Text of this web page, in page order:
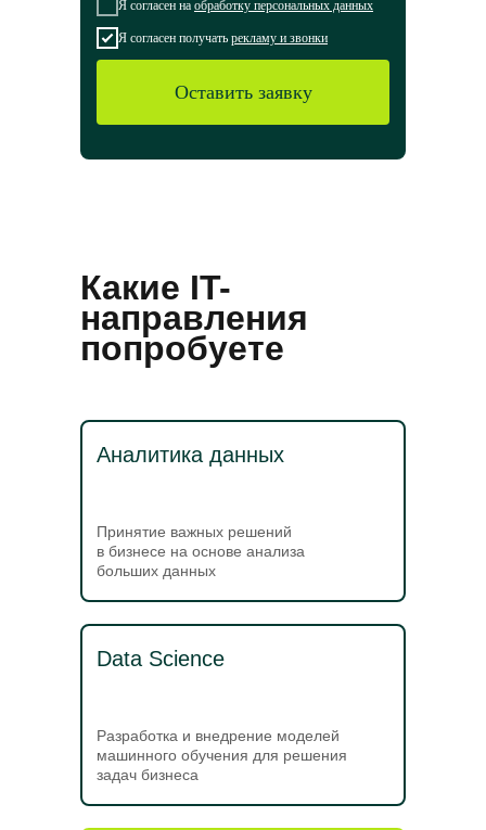
Я согласен на обработку персональных данных
Я согласен получать рекламу и звонки
Оставить заявку
Какие IT-
направления
попробуете
Аналитика данных
Принятие важных решений
в бизнесе на основе анализа
больших данных
Data Science
Разработка и внедрение моделей
машинного обучения для решения
задач бизнеса